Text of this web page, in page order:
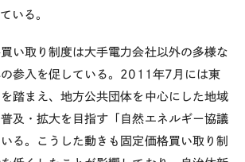
いる。
い取り制度は大手電力会社以外の多様な
参入を促している。2011年7月には東
踏まえ、地方公共団体を中心にした地域
及・拡大を目指す「自然エネルギー協議
る。こうした動きも固定価格買い取り制